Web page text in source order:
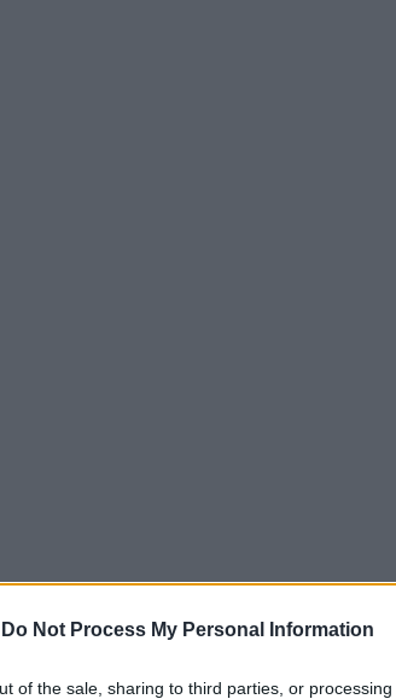
Do Not Process My Personal Information
of the sale, sharing to third parties, or